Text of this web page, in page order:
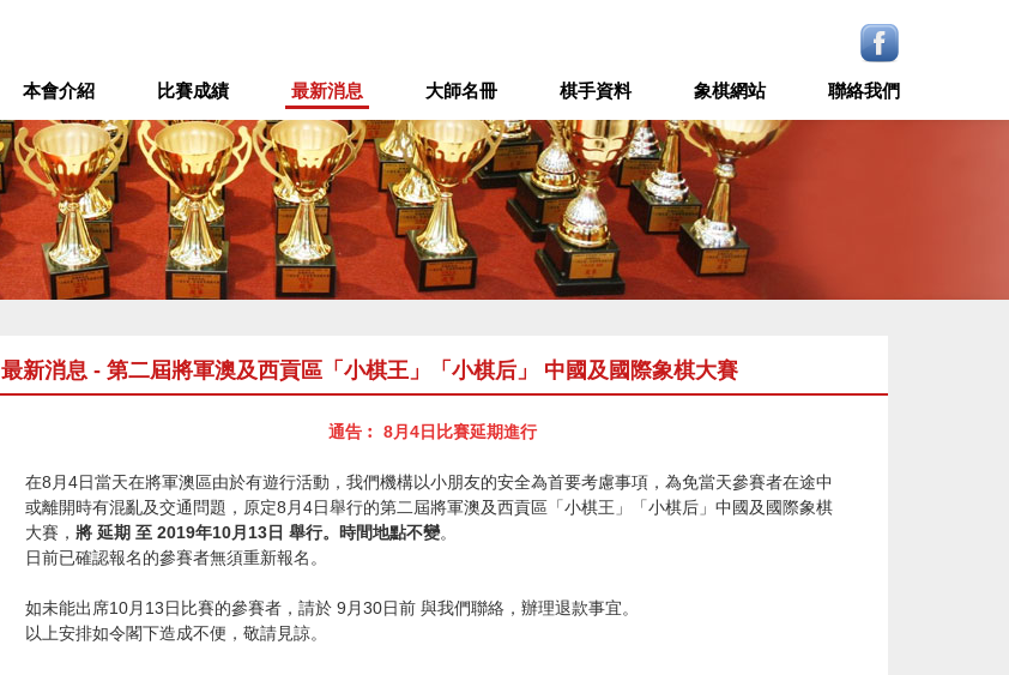
本會介紹 比賽成績 最新消息 大師名冊 棋手資料 象棋網站 聯絡我們
最新消息 - 第二屆將軍澳及西貢區「小棋王」「小棋后」 中國及國際象棋大賽
通告︰ 8月4日比賽延期進行
在8月4日當天在將軍澳區由於有遊行活動，我們機構以小朋友的安全為首要考慮事項，為免當天參賽者在途中
或離開時有混亂及交通問題，原定8月4日舉行的第二屆將軍澳及西貢區「小棋王」「小棋后」中國及國際象棋
大賽， 將 延期 至 2019年10月13日 舉行。時間地點不變。
日前已確認報名的參賽者無須重新報名。
如未能出席10月13日比賽的參賽者，請於 9月30日前 與我們聯絡，辦理退款事宜。
以上安排如令閣下造成不便，敬請見諒。